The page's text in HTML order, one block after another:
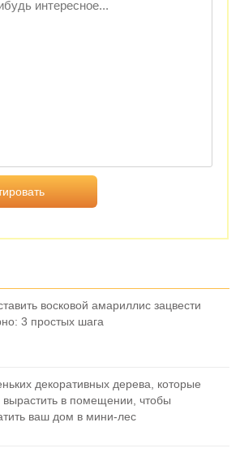
восковой амариллис зацвести
3 простых шага
декоративных дерева, которые
в помещении, чтобы
ваш дом в мини-лес